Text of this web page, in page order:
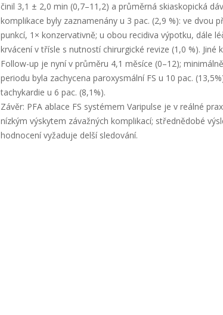
činil 3,1 ± 2,0 min (0,7–11,2) a průměrná skiaskopická
komplikace byly zaznamenány u 3 pac. (2,9 %): ve dvou
punkcí, 1× konzervativně; u obou recidiva výpotku, dále
krvácení v třísle s nutností chirurgické revize (1,0 %). Jiné
Follow-up je nyní v průměru 4,1 měsíce (0–12);
periodu byla zachycena paroxysmální FS u 10 pac.
tachykardie u 6 pac. (8,1%).
Závěr: PFA ablace FS systémem Varipulse je v reálné
nízkým výskytem závažných komplikací; střednědobé
hodnocení vyžaduje delší sledování.